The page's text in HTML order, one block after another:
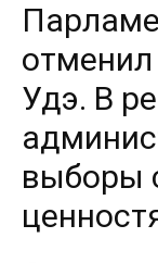
Удэ. В
выборы